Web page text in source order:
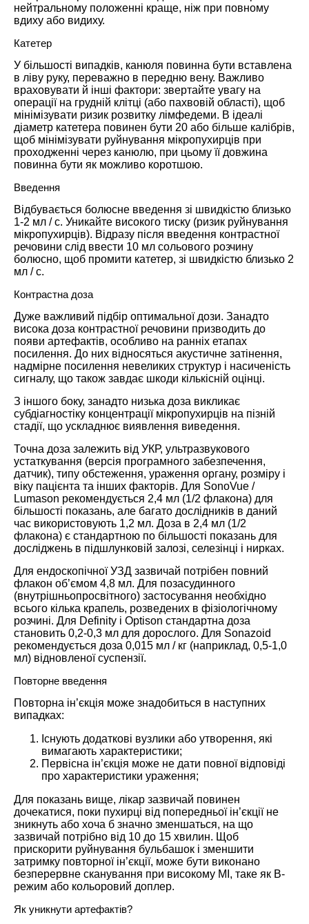
нейтральному положенні краще, ніж при повному
вдиху або видиху.
Катетер
У більшості випадків, канюля повинна бути вставлена ​​
в ліву руку, переважно в передню вену. Важливо
враховувати й інші фактори: звертайте увагу на
операції на грудній клітці (або пахвовій області), щоб
мінімізувати ризик розвитку лімфедеми. В ідеалі
діаметр катетера повинен бути 20 або більше калібрів,
щоб мінімізувати руйнування мікропухирців при
проходженні через канюлю, при цьому її довжина
повинна бути як можливо коротшою.
Введення
Відбувається болюсне введення зі швидкістю близько
1-2 мл / с. Уникайте високого тиску (ризик руйнування
мікропухирців). Відразу після введення контрастної
речовини слід ввести 10 мл сольового розчину
болюсно, щоб промити катетер, зі швидкістю близько 2
мл / с.
Контрастна доза
Дуже важливий підбір оптимальної дози. Занадто
висока доза контрастної речовини призводить до
появи артефактів, особливо на ранніх етапах
посилення. До них відносяться акустичне затінення,
надмірне посилення невеликих структур і насиченість
сигналу, що також завдає шкоди кількісній оцінці.
З іншого боку, занадто низька доза викликає
субдіагностіку концентрації мікропухирців на пізній
стадії, що ускладнює виявлення виведення.
Точна доза залежить від УКР, ультразвукового
устаткування (версія програмного забезпечення,
датчик), типу обстеження, ураження органу, розміру і
віку пацієнта та інших факторів. Для SonoVue /
Lumason рекомендується 2,4 мл (1/2 флакона) для
більшості показань, але багато дослідників в даний
час використовують 1,2 мл. Доза в 2,4 мл (1/2
флакона) є стандартною по більшості показань для
досліджень в підшлунковій залозі, селезінці і нирках.
Для ендоскопічної УЗД зазвичай потрібен повний
флакон об’ємом 4,8 мл. Для позасудинного
(внутрішньопросвітного) застосування необхідно
всього кілька крапель, розведених в фізіологічному
розчині. Для Definity і Optison стандартна доза
становить 0,2-0,3 мл для дорослого. Для Sonazoid
рекомендується доза 0,015 мл / кг (наприклад, 0,5-1,0
мл) відновленої суспензії.
Повторне введення
Повторна ін’єкція може знадобиться в наступних
випадках:
Існують додаткові вузлики або утворення, які
вимагають характеристики;
Первісна ін’єкція може не дати повної відповіді
про характеристики ураження;
Для показань вище, лікар зазвичай повинен
дочекатися, поки пухирці від попередньої ін’єкції не
зникнуть або хоча б значно зменшаться, на що
зазвичай потрібно від 10 до 15 хвилин. Щоб
прискорити руйнування бульбашок і зменшити
затримку повторної ін’єкції, може бути виконано
безперервне сканування при високому МІ, таке як B-
режим або кольоровий доплер.
Як уникнути артефактів?